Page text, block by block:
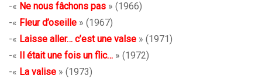
-« Ne nous fâchons pas » (1966)
-« Fleur d’oseille » (1967)
-« Laisse aller… c’est une valse » (1971)
-«
Il était une fois un flic… » (1972)
-« La valise » (1973)